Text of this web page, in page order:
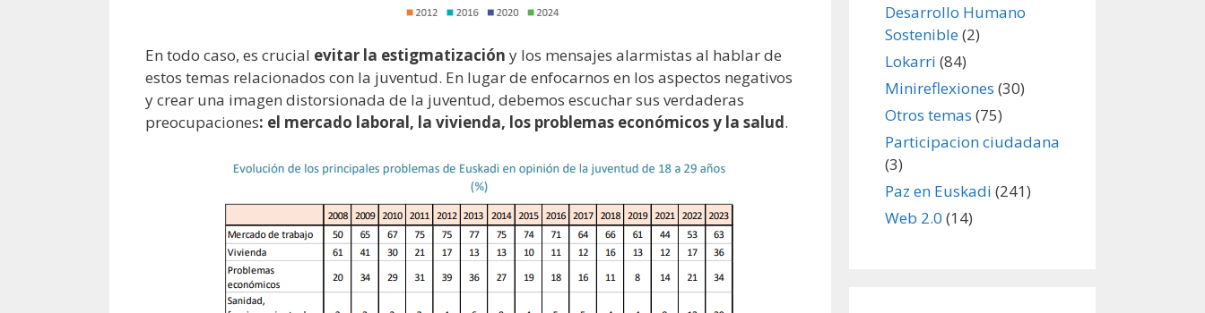
En todo caso, es crucial evitar la estigmatización y los mensajes alarmistas al hablar de
estos temas relacionados con la juventud. En lugar de enfocarnos en los aspectos negativos
y crear una imagen distorsionada de la juventud, debemos escuchar sus verdaderas
preocupaciones: el mercado laboral, la vivienda, los problemas económicos y la salud.
Desarrollo Humano
Sostenible(2)
Lokarri (84)
Minireflexiones (30)
Otros temas (75)
Participacion ciudadana
(3)
Paz en Euskadi (241)
Web 2.0 (14)